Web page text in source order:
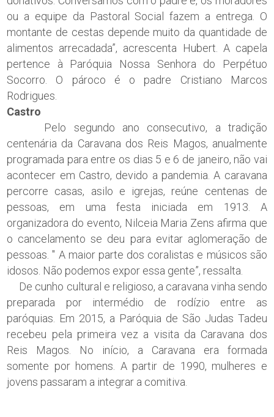
ou a equipe da Pastoral Social fazem a entrega. O
montante de cestas depende muito da quantidade de
alimentos arrecadada”, acrescenta Hubert. A capela
pertence à Paróquia Nossa Senhora do Perpétuo
Socorro. O pároco é o padre Cristiano Marcos
Rodrigues.
Castro
Pelo segundo ano consecutivo, a tradição
centenária da Caravana dos Reis Magos, anualmente
programada para entre os dias 5 e 6 de janeiro, não vai
acontecer em Castro, devido a pandemia. A caravana
percorre casas, asilo e igrejas, reúne centenas de
pessoas, em uma festa iniciada em 1913. A
organizadora do evento, Nilceia Maria Zens afirma que
o cancelamento se deu para evitar aglomeração de
pessoas. " A maior parte dos coralistas e músicos são
idosos. Não podemos expor essa gente”, ressalta.
De cunho cultural e religioso, a caravana vinha sendo
preparada por intermédio de rodízio entre as
paróquias. Em 2015, a Paróquia de São Judas Tadeu
recebeu pela primeira vez a visita da Caravana dos
Reis Magos. No início, a Caravana era formada
somente por homens. A partir de 1990, mulheres e
jovens passaram a integrar a comitiva.